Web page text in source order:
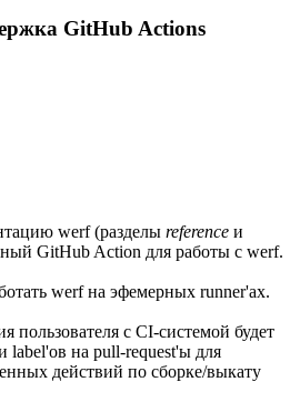
GitHub Actions
werf (разделы reference и
GitHub Action для работы с werf.
werf на эфемерных runner'ах.
пользователя с CI-системой будет
label'ов на pull-request'ы для
действий по сборке/выкату